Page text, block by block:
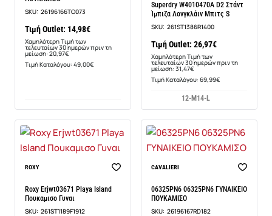
SKU: 26196166TO073
Τιμή Outlet: 14,98€
Χαμηλότερη Τιμή των
τελευταίων 30 ημερών πριν τη
μείωση: 20,97€
Τιμή Καταλόγου: 49,00€
Superdry W4010470A D2 Στάντ
Ίμπιζα Λονγκλάιν Μπιτς S
SKU: 261ST1386R1400
Τιμή Outlet: 26,97€
Χαμηλότερη Τιμή των
τελευταίων 30 ημερών πριν τη
μείωση: 31,47€
Τιμή Καταλόγου: 69,99€
12-M 14-L
-13%
ROXY
Roxy Erjwt03671 Playa Island
Πουκαμισο Γυναι
SKU: 261ST1189F1912
-29%
CAVALIERI
06325PN6 06325PN6 ΓΥΝΑΙΚΕΙΟ
ΠΟΥΚΑΜΙΣΟ
SKU: 26196167RD182